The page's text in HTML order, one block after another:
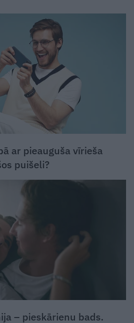
ar pieauguša vīrieša
puišeli?
– pieskārienu bads.